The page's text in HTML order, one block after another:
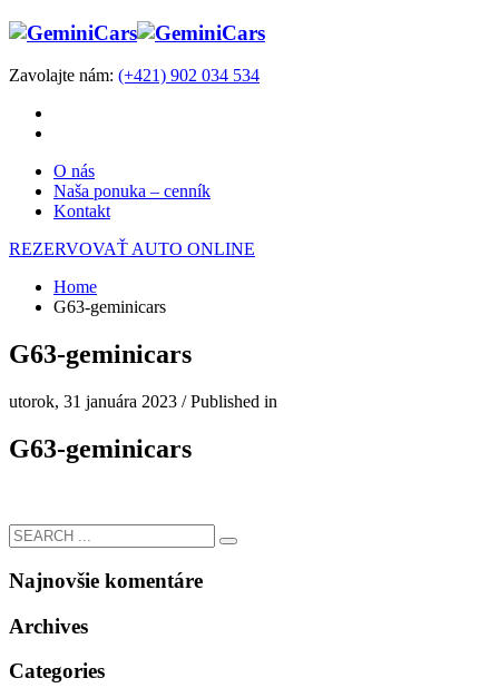
Zavolajte nám: (+421) 902 034 534
O nás
Naša ponuka – cenník
Kontakt
REZERVOVAŤ AUTO ONLINE
Home
G63-geminicars
G63-geminicars
utorok, 31 januára 2023 /Published in
G63-geminicars
Najnovšie komentáre
Archives
Categories